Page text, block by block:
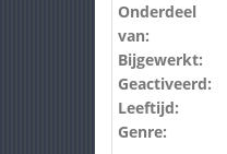
Onderdeel
van:
Bijgewerkt:
Geactiveerd:
Leeftijd:
Genre: